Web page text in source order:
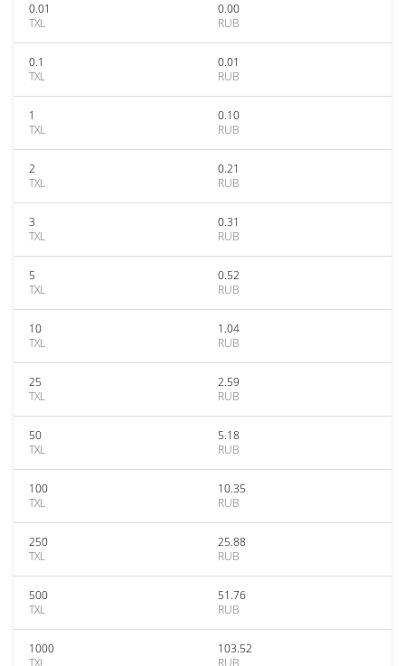
0.01
TXL
0.00
RUB
0.1
TXL
0.01
RUB
1
TXL
0.10
RUB
2
TXL
0.21
RUB
3
TXL
0.31
RUB
5
TXL
0.52
RUB
10
TXL
1.04
RUB
25
TXL
2.59
RUB
50
TXL
5.18
RUB
100
TXL
10.35
RUB
250
TXL
25.88
RUB
500
TXL
51.76
RUB
1000
TXL
103.52
RUB